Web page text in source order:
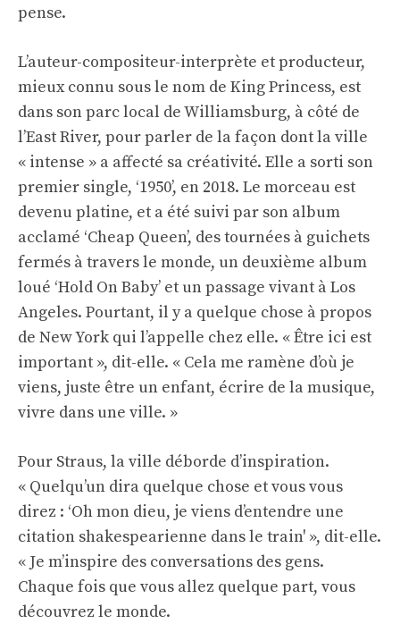
pense.
L’auteur-compositeur-interprète et producteur,
mieux connu sous le nom de King Princess, est
dans son parc local de Williamsburg, à côté de
l’East River, pour parler de la façon dont la ville
« intense » a affecté sa créativité. Elle a sorti son
premier single, ‘1950’, en 2018. Le morceau est
devenu platine, et a été suivi par son album
acclamé ‘Cheap Queen’, des tournées à guichets
fermés à travers le monde, un deuxième album
loué ‘Hold On Baby’ et un passage vivant à Los
Angeles. Pourtant, il y a quelque chose à propos
de New York qui l’appelle chez elle. « Être ici est
important », dit-elle. « Cela me ramène d’où je
viens, juste être un enfant, écrire de la musique,
vivre dans une ville. »
Pour Straus, la ville déborde d’inspiration.
« Quelqu’un dira quelque chose et vous vous
direz : ‘Oh mon dieu, je viens d’entendre une
citation shakespearienne dans le train' », dit-elle.
« Je m’inspire des conversations des gens.
Chaque fois que vous allez quelque part, vous
découvrez le monde.